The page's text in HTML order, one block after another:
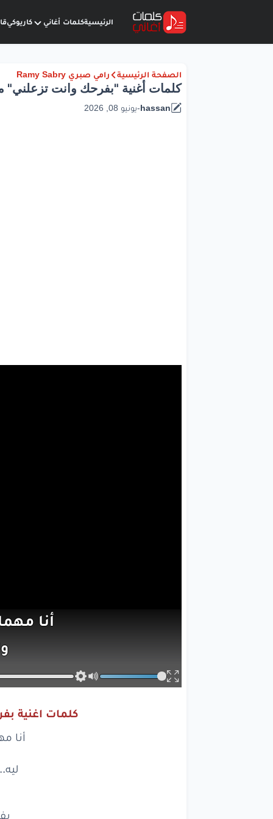
الرئيسيةكلمات أغاني كاريوكي
الصفحة الرئيسية رامي صبري Ramy Sabry
كلمات أغنية "بفرحك وانت تزعلني" من
hassan
-يونيو 08, 2026
أنا
ليه..
كلمات اغنية
أنا